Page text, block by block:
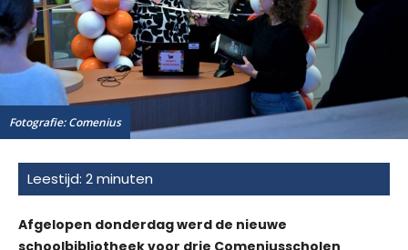
Fotografie: Comenius
Afgelopen donderdag werd de nieuwe